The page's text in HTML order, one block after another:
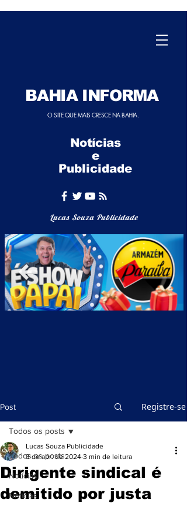
BAHIA INFORMA
O SITE QUE MAIS CRESCE NA BAHIA.
Notícias
e
Publicidade
Lucas Souza Publicidade
Post Registre-se
Todos os posts
Notícias
Notícias
Todos os posts
Dirigente sindical é
demitido por justa
Lucas Souza Publicidade
3 de abr. de 2024 3 min de leitura